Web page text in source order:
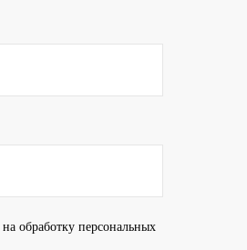
на обработку персональных